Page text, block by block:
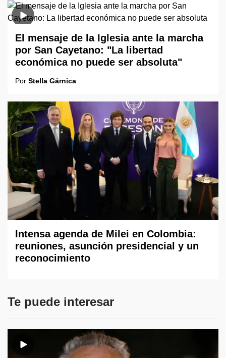
El mensaje de la Iglesia ante la marcha
por San Cayetano: "La libertad
económica no puede ser absoluta"
Por Stella Gárnica
Intensa agenda de Milei en Colombia:
reuniones, asunción presidencial y un
reconocimiento
Te puede interesar